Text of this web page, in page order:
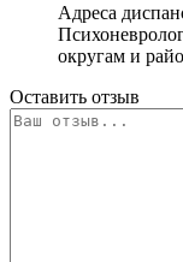
Адреса
округам и
Оставить отзыв